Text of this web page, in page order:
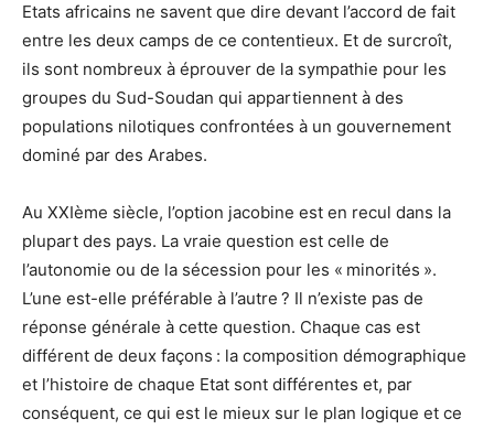
Etats africains ne savent que dire devant l’accord de fait
entre les deux camps de ce contentieux. Et de surcroît,
ils sont nombreux à éprouver de la sympathie pour les
groupes du Sud-Soudan qui appartiennent à des
populations nilotiques confrontées à un gouvernement
dominé par des Arabes.
Au XXIème siècle, l’option jacobine est en recul dans la
plupart des pays. La vraie question est celle de
l’autonomie ou de la sécession pour les « minorités ».
L’une est-elle préférable à l’autre ? Il n’existe pas de
réponse générale à cette question. Chaque cas est
différent de deux façons : la composition démographique
et l’histoire de chaque Etat sont différentes et, par
conséquent, ce qui est le mieux sur le plan logique et ce